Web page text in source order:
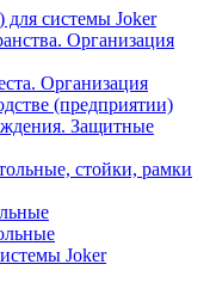
системы Joker
Организация
Организация
(предприятии)
Защитные
стойки, рамки
Joker